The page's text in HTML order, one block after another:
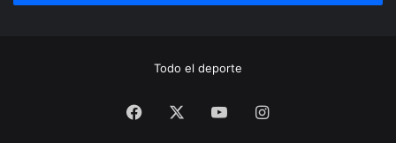
Todo el deporte
Facebook YouTubeInstagram